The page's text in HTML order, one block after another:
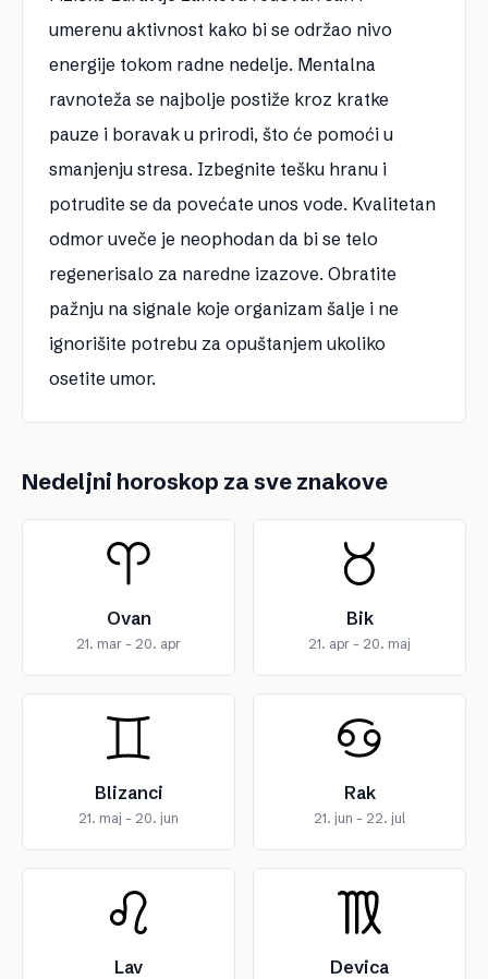
umerenu aktivnost kako bi se održao nivo
energije tokom radne nedelje. Mentalna
ravnoteža se najbolje postiže kroz kratke
pauze i boravak u prirodi, što će pomoći u
smanjenju stresa. Izbegnite tešku hranu i
potrudite se da povećate unos vode. Kvalitetan
odmor uveče je neophodan da bi se telo
regenerisalo za naredne izazove. Obratite
pažnju na signale koje organizam šalje i ne
ignorišite potrebu za opuštanjem ukoliko
osetite umor.
Nedeljni horoskop za sve znakove
Ovan
21. mar – 20. apr
Bik
21. apr – 20. maj
Blizanci
21. maj – 20. jun
Rak
21. jun – 22. jul
Lav Devica